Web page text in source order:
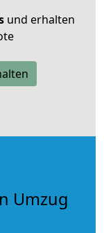
und erhalten
Umzug